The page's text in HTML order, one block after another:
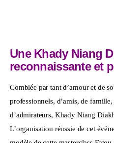
Une Khady Niang
reconnaissante et
Comblée par tant d’amour et de
professionnels, d’amis, de
d’admirateurs, Khady Niang
L’organisation réussie de cet